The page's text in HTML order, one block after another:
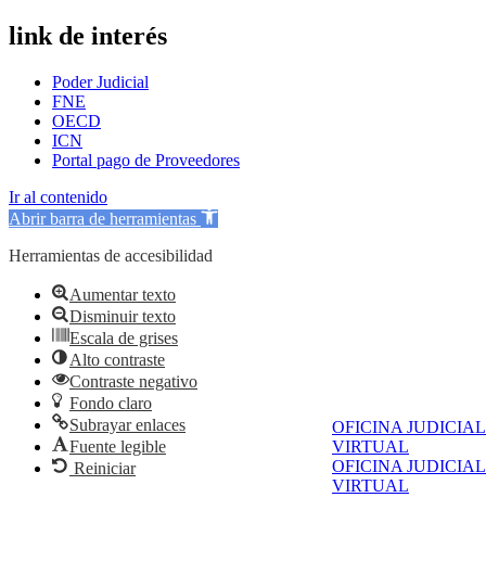
OFICINA JUDICIAL
VIRTUAL
OFICINA JUDICIAL
VIRTUAL
link de interés
Poder Judicial
FNE
OECD
ICN
Portal pago de Proveedores
Ir al contenido
Abrir barra de herramientas
Herramientas de accesibilidad
Aumentar texto
Disminuir texto
Escala de grises
Alto contraste
Contraste negativo
Fondo claro
Subrayar enlaces
Fuente legible
Reiniciar